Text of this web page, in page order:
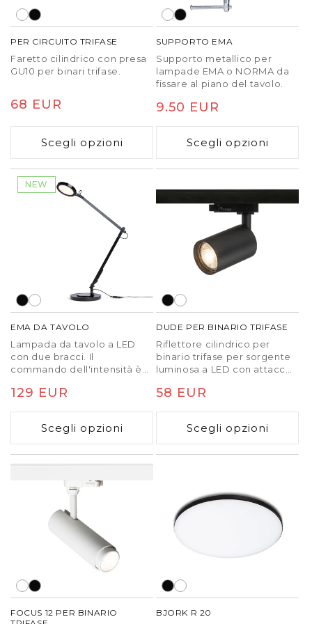
dell’ergonomia ambientale. La giusta intensità, il
basso abbagliamento e la stabilità luminosa
supportano produttività e comfort visivo durevoli,
senza compromessi.
PER CIRCUITO TRIFASE
Faretto cilindrico con presa
GU10 per binari trifase.
Prezzo
di
listino
68 EUR
Scegli opzioni
SUPPORTO EMA
Supporto metallico per
lampade EMA o NORMA da
fissare al piano del tavolo.
Prezzo
di
listino
9.50 EUR
Scegli opzioni
NEW
EMA DA TAVOLO
Lampada da tavolo a LED
con due bracci. Il
commando dell'intensità è
superiore del riflettore. La
acquistando un supporto
EMA separato (R14290,
R14291).
Prezzo
di
listino
129 EUR
Scegli opzioni
DUDE PER BINARIO TRIFASE
Riflettore cilindrico per
binario trifase per sorgente
luminosa a LED con attacco
Prezzo
di
listino
58 EUR
Scegli opzioni
FOCUS 12 PER BINARIO
BJORK R 20